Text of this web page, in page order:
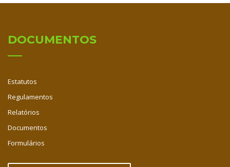
DOCUMENTOS
Estatutos
Regulamentos
Relatórios
Documentos
Formulários